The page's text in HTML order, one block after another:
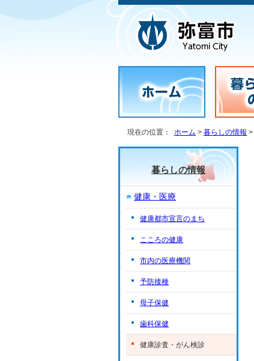
現在の位置： ホーム > 暮らしの情報 >
暮らしの情報
健康・医療
健康都市宣言のまち
こころの健康
市内の医療機関
予防接種
母子保健
歯科保健
健康診査・がん検診